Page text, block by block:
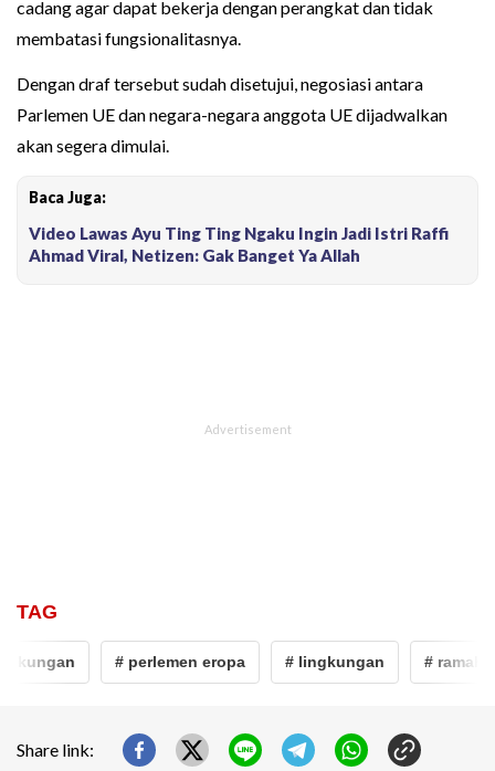
cadang agar dapat bekerja dengan perangkat dan tidak
membatasi fungsionalitasnya.
Dengan draf tersebut sudah disetujui, negosiasi antara
Parlemen UE dan negara-negara anggota UE dijadwalkan
akan segera dimulai.
Baca Juga:
Video Lawas Ayu Ting Ting Ngaku Ingin Jadi Istri Raffi
Ahmad Viral, Netizen: Gak Banget Ya Allah
TAG
# perlemen eropa # lingkungan # ramah
Share link: